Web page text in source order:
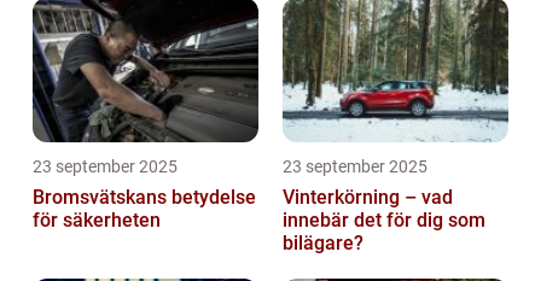
23 september 2025
Bromsvätskans betydelse
för säkerheten
23 september 2025
Vinterkörning – vad
innebär det för dig som
bilägare?